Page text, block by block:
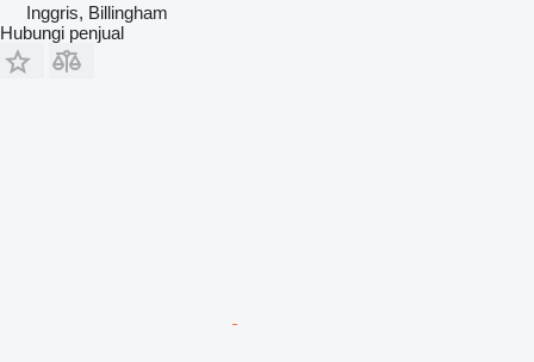
Inggris, Billingham
Hubungi penjual